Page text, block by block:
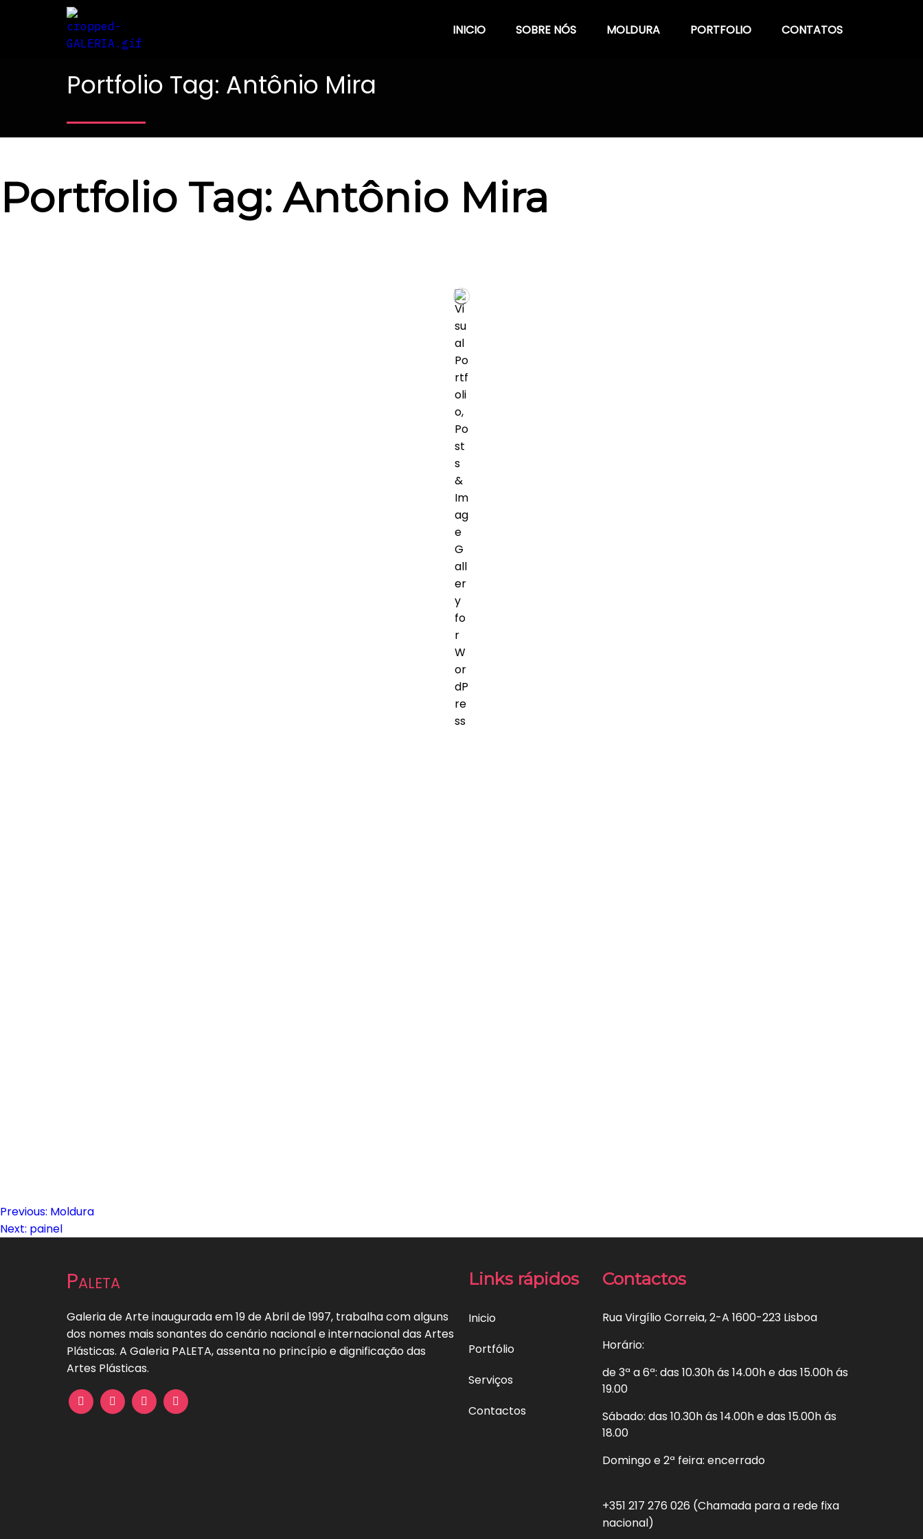
INICIO SOBRE NÓS MOLDURA PORTFOLIO CONTATOS
Portfolio Tag: Antônio Mira
Portfolio Tag: Antônio Mira
Navegação
artigos
Previous: Moldura
Next: painel
Paleta
Galeria de Arte inaugurada em 19 de Abril de 1997, trabalha com alguns
dos nomes mais sonantes do cenário nacional e internacional das Artes
Plásticas. A Galeria PALETA, assenta no princípio e dignificação das
Artes Plásticas.
Links rápidos
Inicio
Portfólio
Serviços
Contactos
Contactos
Rua Virgílio Correia, 2-A 1600-223 Lisboa
Horário:
de 3ª a 6ª: das 10.30h ás 14.00h e das 15.00h ás
19.00
Sábado: das 10.30h ás 14.00h e das 15.00h ás
18.00
Domingo e 2ª feira: encerrado
+351 217 276 026 (Chamada para a rede fixa
nacional)